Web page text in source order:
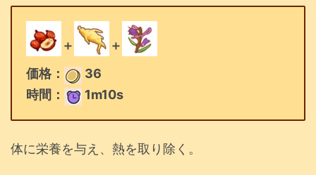
＋
＋
価格：
36
時間：
1m10s
体に栄養を与え、熱を取り除く。